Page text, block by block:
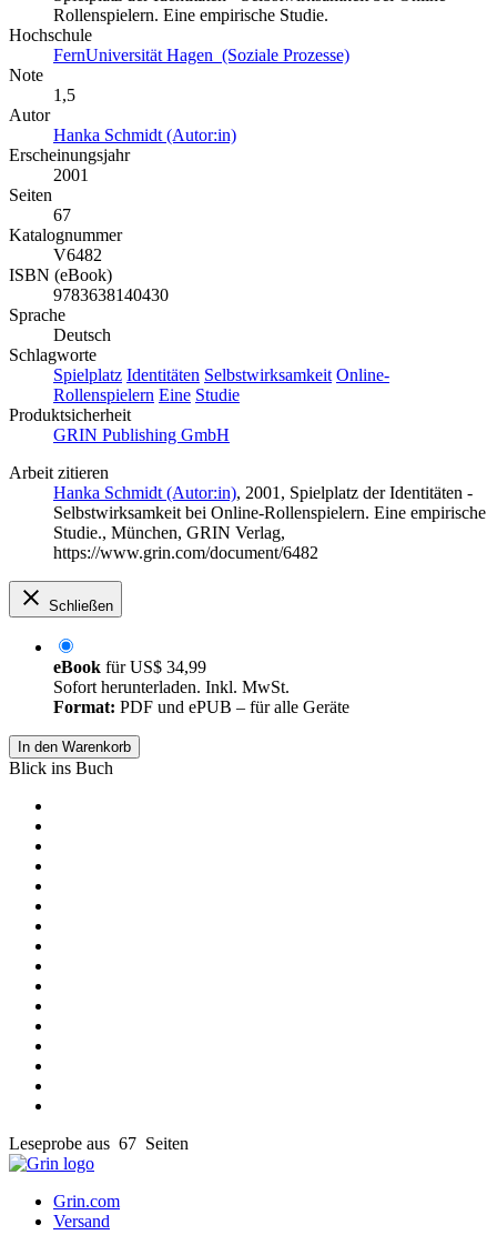
Rollenspielern. Eine empirische Studie.
Hochschule
FernUniversität Hagen (Soziale Prozesse)
Note
1,5
Autor
Hanka Schmidt (Autor:in)
Erscheinungsjahr
2001
Seiten
67
Katalognummer
V6482
ISBN (eBook)
9783638140430
Sprache
Deutsch
Schlagworte
Spielplatz Identitäten Selbstwirksamkeit Online-
Rollenspielern Eine Studie
Produktsicherheit
GRIN Publishing GmbH
Arbeit zitieren
Hanka Schmidt (Autor:in), 2001, Spielplatz der Identitäten -
Selbstwirksamkeit bei Online-Rollenspielern. Eine empirische
Studie., München, GRIN Verlag,
https://www.grin.com/document/6482
Schließen
eBook fürUS$ 34,99
Sofort herunterladen. Inkl. MwSt.
Format: PDF und ePUB – für alle Geräte
In den Warenkorb
Blick ins Buch
Leseprobe aus 67 Seiten
Grin.com
Versand